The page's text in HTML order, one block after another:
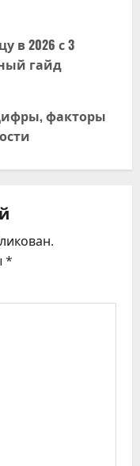
в 2026 с 3
гайд
факторы
*